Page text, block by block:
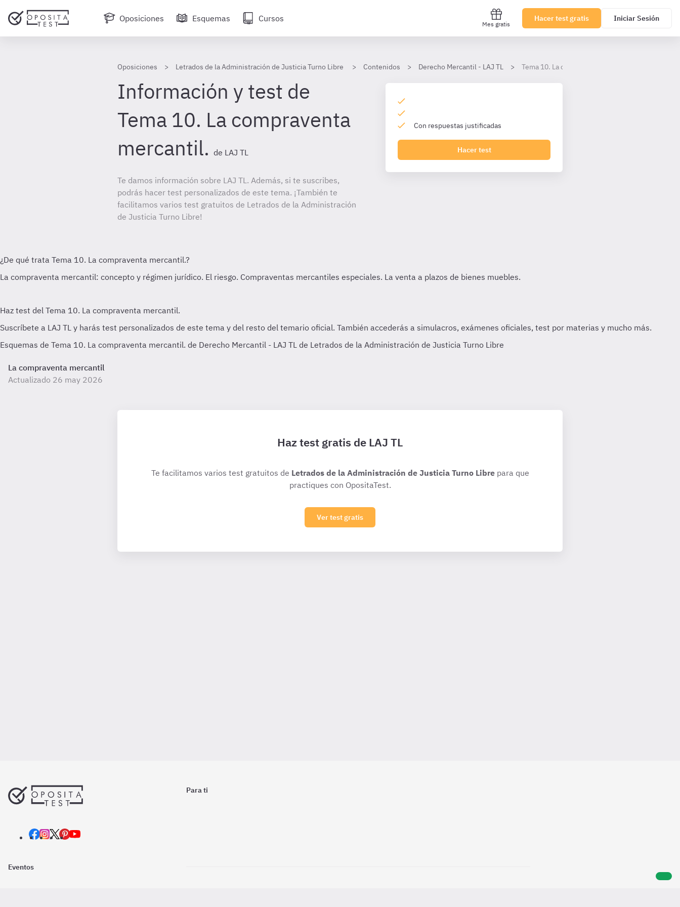
Oposiciones Esquemas Cursos
Mes gratis
Hacer test gratis Iniciar Sesión
Oposiciones Letrados de la Administración de Justicia Turno Libre Contenidos Derecho Mercantil - LAJ TL Tema 10. La compraventa mercantil.
Información y test de
Tema 10. La compraventa
mercantil. de LAJ TL
Te damos información sobre LAJ TL. Además, si te suscribes,
podrás hacer test personalizados de este tema. ¡También te
facilitamos varios test gratuitos de Letrados de la Administración
de Justicia Turno Libre!
Con respuestas justificadas
Hacer test
Esquemas de Tema 10. La compraventa mercantil. de Derecho Mercantil - LAJ TL de Letrados de la Administración de Justicia Turno Libre
La compraventa mercantil
Actualizado 26 may 2026
Haz test gratis de LAJ TL
Te facilitamos varios test gratuitos de Letrados de la Administración de Justicia Turno Librepara que
practiques con OpositaTest.
Ver test gratis
Para ti
Eventos